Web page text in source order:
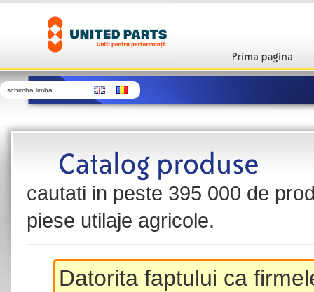
schimba limba
cautati in peste 395 000 de
piese utilaje agricole.
Datorita faptului ca